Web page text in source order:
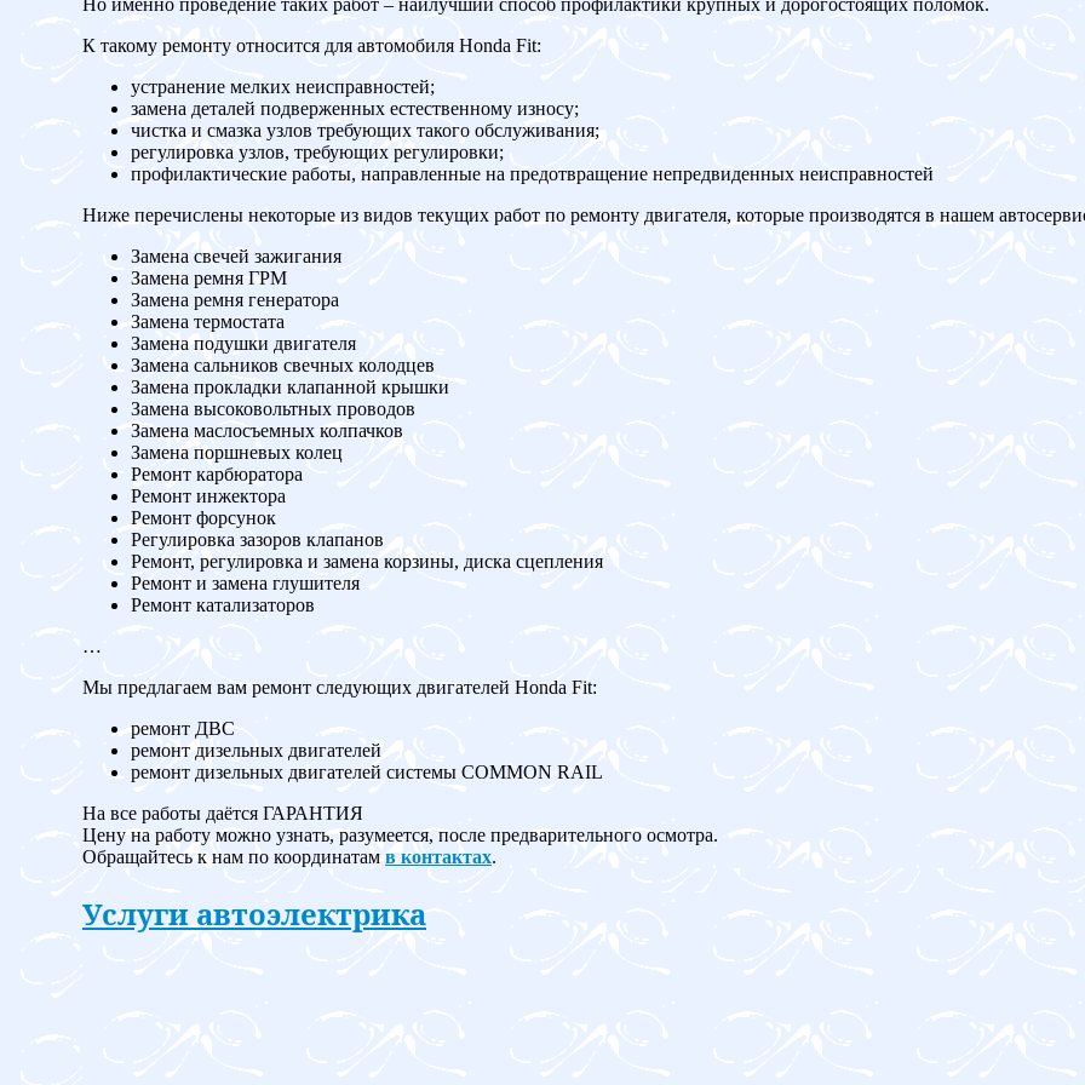
Но именно проведение таких работ – наилучший способ профилактики крупных и дорогостоящих поломок.
К такому ремонту относится для автомобиля Honda Fit:
устранение мелких неисправностей;
замена деталей подверженных естественному износу;
чистка и смазка узлов требующих такого обслуживания;
регулировка узлов, требующих регулировки;
профилактические работы, направленные на предотвращение непредвиденных неисправностей
Ниже перечислены некоторые из видов текущих работ по ремонту двигателя, которые производятся в нашем
Замена свечей зажигания
Замена ремня ГРМ
Замена ремня генератора
Замена термостата
Замена подушки двигателя
Замена сальников свечных колодцев
Замена прокладки клапанной крышки
Замена высоковольтных проводов
Замена маслосъемных колпачков
Замена поршневых колец
Ремонт карбюратора
Ремонт инжектора
Ремонт форсунок
Регулировка зазоров клапанов
Ремонт, регулировка и замена корзины, диска сцепления
Ремонт и замена глушителя
Ремонт катализаторов
…
Мы предлагаем вам ремонт следующих двигателей Honda Fit:
ремонт ДВС
ремонт дизельных двигателей
ремонт дизельных двигателей системы COMMON RAIL
На все работы даётся ГАРАНТИЯ
Цену на работу можно узнать, разумеется, после предварительного осмотра.
Обращайтесь к нам по координатам в контактах.
Услуги автоэлектрика